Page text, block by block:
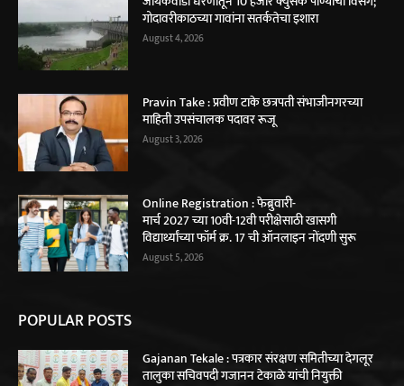
गोदावरीकाठच्या गावांना सतर्कतेचा इशारा
August 4, 2026
Pravin Take : प्रवीण टाके छत्रपती संभाजीनगरच्या
माहिती उपसंचालक पदावर रूजू
August 3, 2026
Online Registration : फेब्रुवारी-
मार्च 2027 च्या 10वी-12वी परीक्षेसाठी खासगी
विद्यार्थ्यांच्या फॉर्म क्र. 17 ची ऑनलाइन नोंदणी सुरू
August 5, 2026
POPULAR POSTS
Gajanan Tekale : पत्रकार संरक्षण समितीच्या देगलूर
तालुका सचिवपदी गजानन टेकाळे यांची नियुक्ती